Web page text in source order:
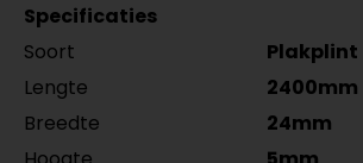
Specificaties
Soort
Plakplint
Lengte
2400mm
Breedte
24mm